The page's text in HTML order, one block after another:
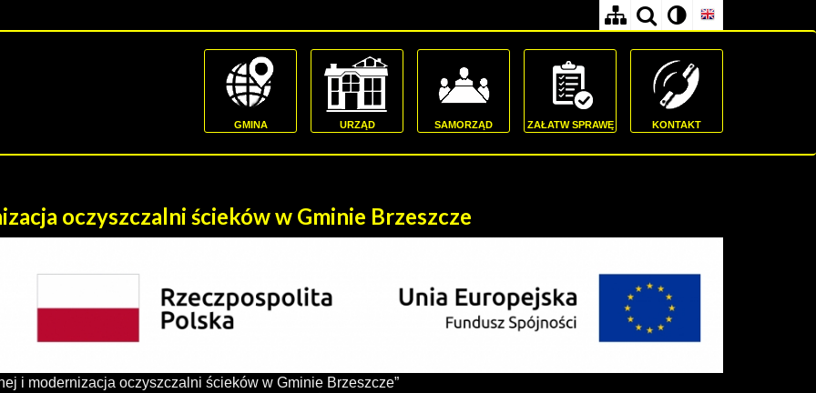
GMINA URZĄD SAMORZĄD ZAŁATW SPRAWĘ KONTAKT
oczyszczalni ścieków w Gminie Brzeszcze
i modernizacja oczyszczalni ścieków w Gminie Brzeszcze”